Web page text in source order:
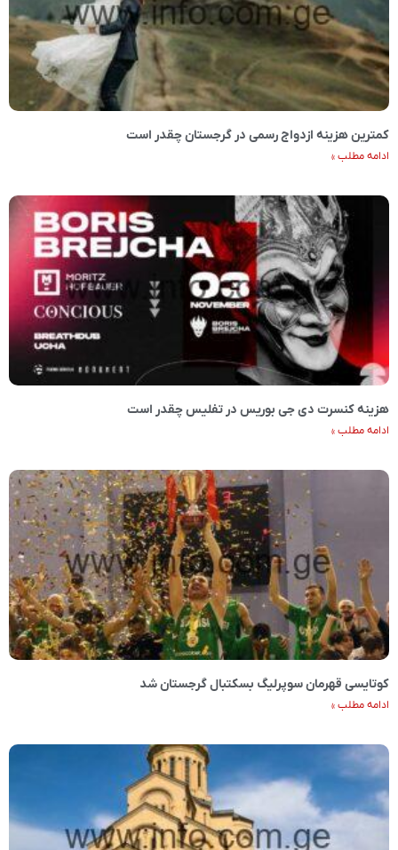
کمترین هزینه ازدواج رسمی در گرجستان چقدر است
ادامه مطلب »
هزینه کنسرت دی جی بوریس در تفلیس چقدر است
ادامه مطلب »
کوتایسی قهرمان سوپرلیگ بسکتبال گرجستان شد
ادامه مطلب »